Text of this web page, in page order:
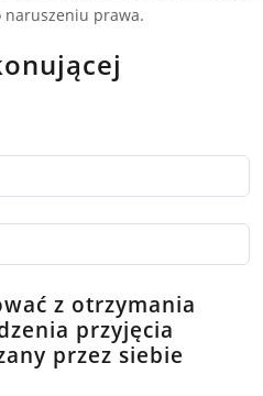
naruszeniu prawa.
z otrzymania
przyjęcia
przez siebie